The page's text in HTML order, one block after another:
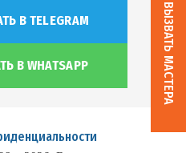
ВЫЗВАТЬ МАСТЕРА
В TELEGRAM
В WHATSAPP